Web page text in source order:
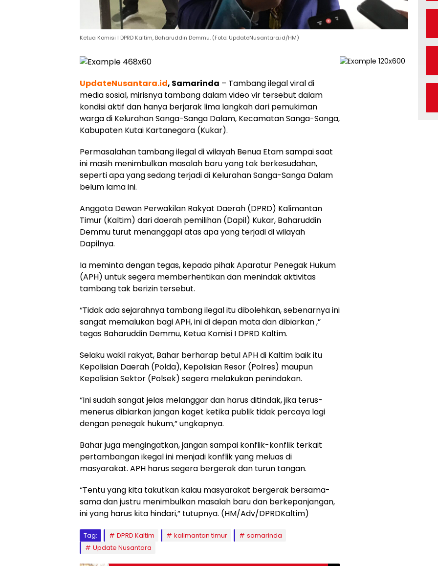
Ketua Komisi I DPRD Kaltim, Baharuddin Demmu. (Foto: UpdateNusantara.id/HM)
UpdateNusantara.id, Samarinda – Tambang ilegal viral di
media sosial, mirisnya tambang dalam video vir tersebut dalam
kondisi aktif dan hanya berjarak lima langkah dari pemukiman
warga di Kelurahan Sanga-Sanga Dalam, Kecamatan Sanga-Sanga,
Kabupaten Kutai Kartanegara (Kukar).
Permasalahan tambang ilegal di wilayah Benua Etam sampai saat
ini masih menimbulkan masalah baru yang tak berkesudahan,
seperti apa yang sedang terjadi di Kelurahan Sanga-Sanga Dalam
belum lama ini.
Anggota Dewan Perwakilan Rakyat Daerah (DPRD) Kalimantan
Timur (Kaltim) dari daerah pemilihan (Dapil) Kukar, Baharuddin
Demmu turut menanggapi atas apa yang terjadi di wilayah
Dapilnya.
Ia meminta dengan tegas, kepada pihak Aparatur Penegak Hukum
(APH) untuk segera memberhentikan dan menindak aktivitas
tambang tak berizin tersebut.
“Tidak ada sejarahnya tambang ilegal itu dibolehkan, sebenarnya ini
sangat memalukan bagi APH, ini di depan mata dan dibiarkan ,”
tegas Baharuddin Demmu, Ketua Komisi I DPRD Kaltim.
Selaku wakil rakyat, Bahar berharap betul APH di Kaltim baik itu
Kepolisian Daerah (Polda), Kepolisian Resor (Polres) maupun
Kepolisian Sektor (Polsek) segera melakukan penindakan.
“Ini sudah sangat jelas melanggar dan harus ditindak, jika terus-
menerus dibiarkan jangan kaget ketika publik tidak percaya lagi
dengan penegak hukum,” ungkapnya.
Bahar juga mengingatkan, jangan sampai konflik-konflik terkait
pertambangan ikegal ini menjadi konflik yang meluas di
masyarakat. APH harus segera bergerak dan turun tangan.
“Tentu yang kita takutkan kalau masyarakat bergerak bersama-
sama dan justru menimbulkan masalah baru dan berkepanjangan,
ini yang harus kita hindari,” tutupnya. (HM/Adv/DPRDKaltim)
Tag: DPRD Kaltim kalimantan timur
samarinda
Update Nusantara